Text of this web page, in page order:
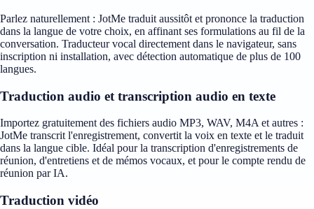
Parlez naturellement : JotMe traduit aussitôt et prononce la traduction
dans la langue de votre choix, en affinant ses formulations au fil de la
conversation. Traducteur vocal directement dans le navigateur, sans
inscription ni installation, avec détection automatique de plus de 100
langues.
Traduction audio et transcription audio en texte
Importez gratuitement des fichiers audio MP3, WAV, M4A et autres :
JotMe transcrit l'enregistrement, convertit la voix en texte et le traduit
dans la langue cible. Idéal pour la transcription d'enregistrements de
réunion, d'entretiens et de mémos vocaux, et pour le compte rendu de
réunion par IA.
Traduction vidéo